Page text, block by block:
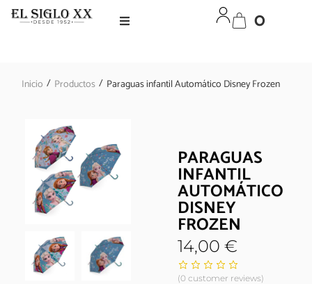
0
Inicio / Productos / Paraguas infantil Automático Disney Frozen
PARAGUAS
INFANTIL
AUTOMÁTICO
DISNEY
FROZEN
14,00€
(0 customer reviews)